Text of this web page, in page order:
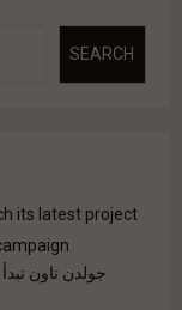
SEARCH
its latest project